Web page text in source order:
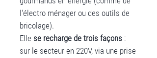
l'électro ménager ou des outils de
bricolage).
Elle se recharge de trois façons :
sur le secteur en 220V, via une prise